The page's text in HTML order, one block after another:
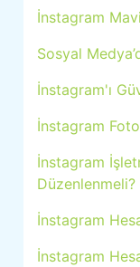
İnstagram
Sosyal
İnstagram'ı
İnstagram
İnstagram
Düzenlenmeli?
İnstagram
İnstagram